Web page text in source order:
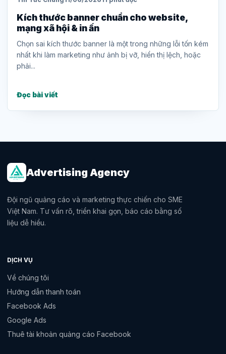
Kích thước banner chuẩn cho website,
mạng xã hội & in ấn
Chọn sai kích thước banner là một trong những lỗi tốn kém
nhất khi làm marketing như ảnh bị vỡ, hiển thị lệch, hoặc
phải...
Đọc bài viết
Advertising Agency
Đội ngũ quảng cáo và marketing thực chiến cho SME
Việt Nam. Tư vấn rõ, triển khai gọn, báo cáo bằng số
liệu dễ hiểu.
DỊCH VỤ
Về chúng tôi
Hướng dẫn thanh toán
Facebook Ads
Google Ads
Thuê tài khoản quảng cáo Facebook